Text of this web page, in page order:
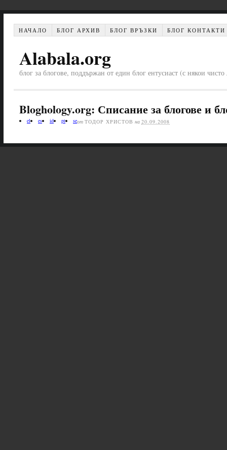
НАЧАЛО БЛОГ АРХИВ БЛОГ ВРЪЗКИ БЛОГ КОНТАКТИ
Alabala.org
блог за блогове, поддържан от един блог ентусиаст (с някои
Bloghology.org: Списание за блогове и
el es id pt seот ТОДОР ХРИСТОВ на 20.09.2008